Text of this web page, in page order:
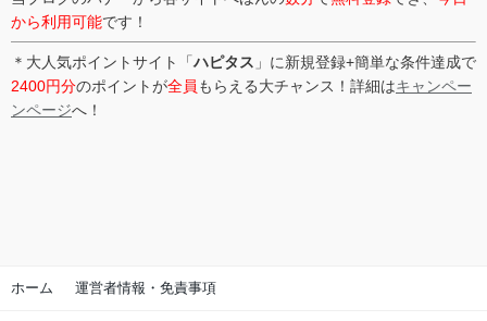
から利用可能です！
＊大人気ポイントサイト「ハピタス 」に新規登録+簡単な条件達成で
2400円分のポイントが全員 もらえる大チャンス！詳細はキャンペー
ンページへ！
ホーム 運営者情報・免責事項